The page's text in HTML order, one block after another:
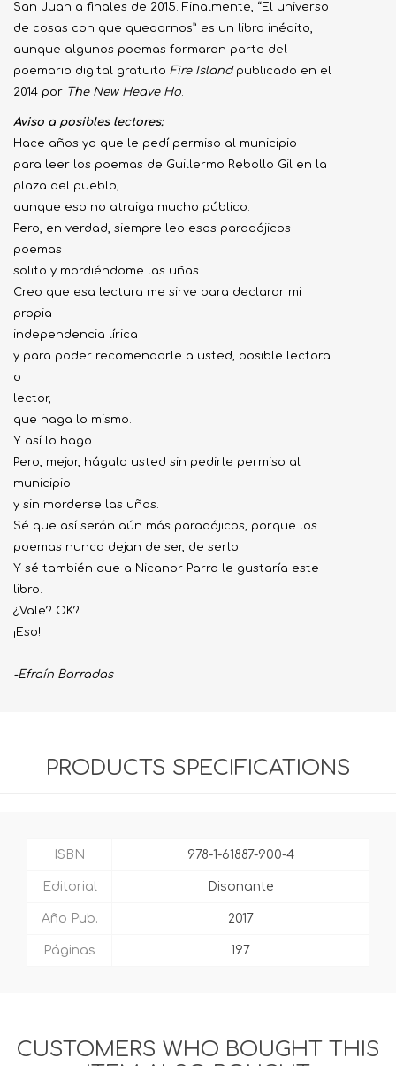
San Juan a finales de 2015. Finalmente, “El universo
de cosas con que quedarnos” es un libro inédito,
aunque algunos poemas formaron parte del
poemario digital gratuito Fire Islandpublicado en el
2014 por The New Heave Ho.
Aviso a posibles lectores:
Hace años ya que le pedí permiso al municipio
para leer los poemas de Guillermo Rebollo Gil en la
plaza del pueblo,
aunque eso no atraiga mucho público.
Pero, en verdad, siempre leo esos paradójicos
poemas
solito y mordiéndome las uñas.
Creo que esa lectura me sirve para declarar mi
propia
independencia lírica
y para poder recomendarle a usted, posible lectora
o
lector,
que haga lo mismo.
Y así lo hago.
Pero, mejor, hágalo usted sin pedirle permiso al
municipio
y sin morderse las uñas.
Sé que así serán aún más paradójicos, porque los
poemas nunca dejan de ser, de serlo.
Y sé también que a Nicanor Parra le gustaría este
libro.
¿Vale? OK?
¡Eso!
-Efraín Barradas
PRODUCTS SPECIFICATIONS
ISBN 978-1-61887-900-4
Editorial Disonante
Año Pub. 2017
Páginas 197
CUSTOMERS WHO BOUGHT THIS